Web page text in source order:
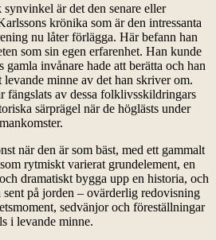
är det den senare eller
krönika som är den intressanta
nu låter förlägga. Här befann han
som sin egen erfarenhet. Han kunde
gamla invånare hade att berätta och han
minne av det han skriver om.
fängslats av dessa folklivsskildringars
särprägel när de höglästs under
när den är som bäst, med ett gammalt
rytmiskt varierat grundelement, en
dramatiskt bygga upp en historia, och
på jorden – ovärderlig redovisning
sedvänjor och föreställningar
i levande minne.